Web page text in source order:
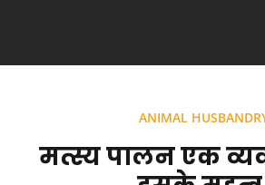
ANIMAL
मत्स्य पालन एक